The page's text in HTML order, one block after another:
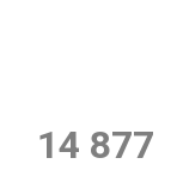
14 877